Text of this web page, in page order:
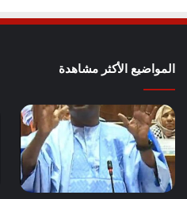
المواضيع الأكثر مشاهدة